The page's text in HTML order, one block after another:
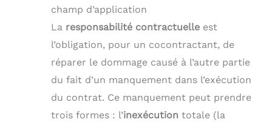
champ d’application
La responsabilité contractuelle est
l’obligation, pour un cocontractant, de
réparer le dommage causé à l’autre partie
du fait d’un manquement dans l’exécution
du contrat. Ce manquement peut prendre
trois formes : l’inexécution totale (la